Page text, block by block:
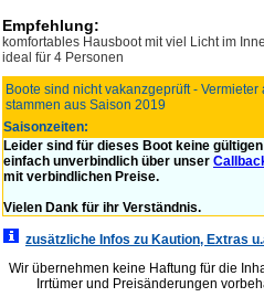
Empfehlung:
komfortables Hausboot mit viel Licht im
ideal für 4 Personen
Boote sind nicht vakanzgeprüft -
stammen aus Saison 2019
Saisonzeiten:
Leider sind für dieses Boot keine
einfach unverbindlich über unser
mit verbindlichen Preise.
Vielen Dank für ihr Verständnis.
zusätzliche Infos zu Kaution, Extras
Wir übernehmen keine Haftung für die
Irrtümer und Preisänderungen